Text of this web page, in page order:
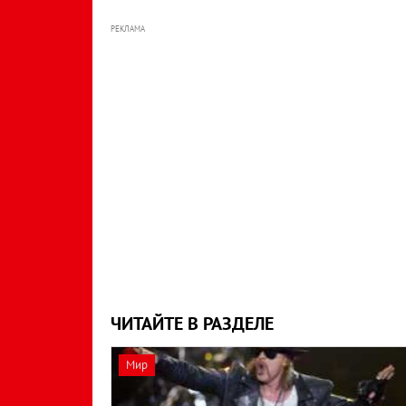
РЕКЛАМА
ЧИТАЙТЕ В РАЗДЕЛЕ
Мир